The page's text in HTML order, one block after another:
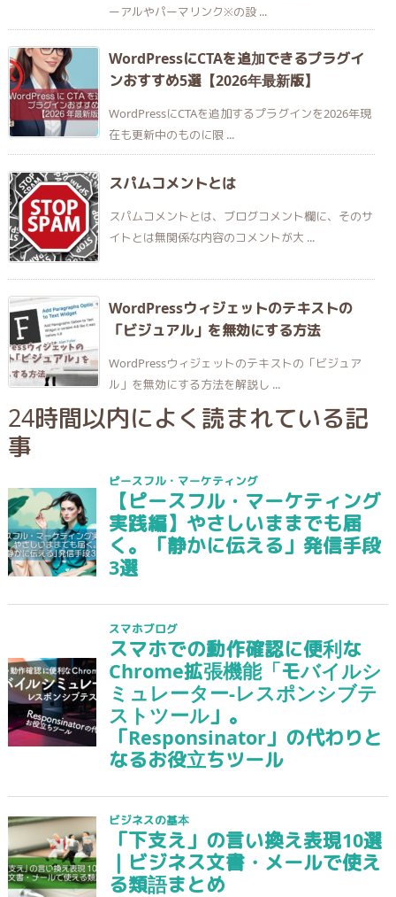
ーアルやパーマリンク※の設 ...
WordPressにCTAを追加できるプラグイ
ンおすすめ5選【2026年最新版】
WordPressにCTAを追加するプラグインを2026年現
在も更新中のものに限 ...
スパムコメントとは
スパムコメントとは、ブログコメント欄に、そのサ
イトとは無関係な内容のコメントが大 ...
WordPressウィジェットのテキストの
「ビジュアル」を無効にする方法
WordPressウィジェットのテキストの「ビジュア
ル」を無効にする方法を解説し ...
24時間以内によく読まれている記
事